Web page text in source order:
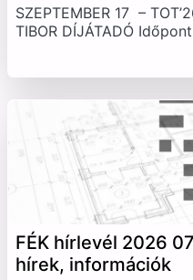
SZEPTEMBER 17 –
TIBOR DÍJÁTADÓ
FÉK hírlevél 2026
hírek, információk